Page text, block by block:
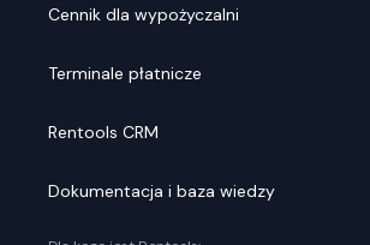
Cennik dla wypożyczalni
Terminale płatnicze
Rentools CRM
Dokumentacja i baza wiedzy